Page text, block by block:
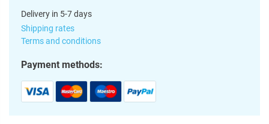
Delivery in 5-7 days
Shipping rates
Terms and conditions
Payment methods: